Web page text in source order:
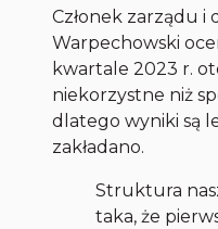
Członek zarządu i
Warpechowski
kwartale 2023 r.
niekorzystne niż
dlatego wyniki są
zakładano.
Struktura
taka, że